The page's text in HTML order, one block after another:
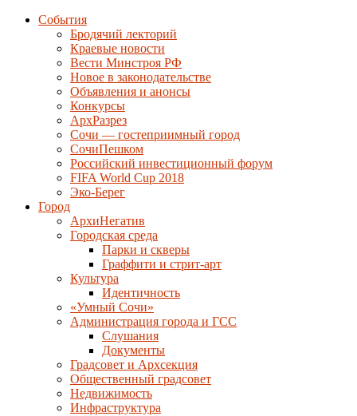
События
Бродячий лекторий
Краевые новости
Вести Минстроя РФ
Новое в законодательстве
Объявления и анонсы
Конкурсы
АрхРазрез
Сочи — гостеприимный город
СочиПешком
Российский инвестиционный форум
FIFA World Cup 2018
Эко-Берег
Город
АрхиНегатив
Городская среда
Парки и скверы
Граффити и стрит-арт
Культура
Идентичность
«Умный Сочи»
Администрация города и ГСС
Слушания
Документы
Градсовет и Архсекция
Общественный градсовет
Недвижимость
Инфраструктура